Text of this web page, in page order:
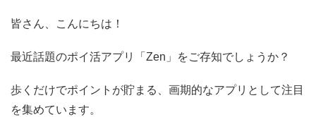
皆さん、こんにちは！
最近話題のポイ活アプリ「Zen」をご存知でしょうか？
歩くだけでポイントが貯まる、画期的なアプリとして注目
を集めています。